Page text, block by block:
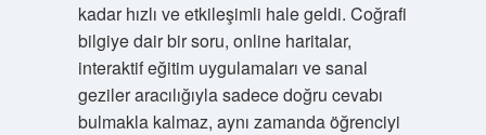
kadar hızlı ve etkileşimli hale geldi. Coğrafi
bilgiye dair bir soru, online haritalar,
interaktif eğitim uygulamaları ve sanal
geziler aracılığıyla sadece doğru cevabı
bulmakla kalmaz, aynı zamanda öğrenciyi